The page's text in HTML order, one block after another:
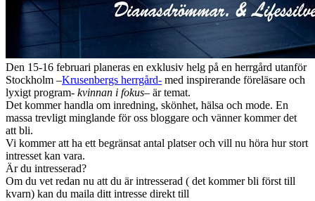
Den 15-16 februari planeras en exklusiv helg på en herrgård utanför
Stockholm –Krusenbergs herrgård- med inspirerande föreläsare och
lyxigt program- kvinnan i fokus– är temat.
Det kommer handla om inredning, skönhet, hälsa och mode. En
massa trevligt minglande för oss bloggare och vänner kommer det
att bli.
Vi kommer att ha ett begränsat antal platser och vill nu höra hur stort
intresset kan vara.
Är du intresserad?
Om du vet redan nu att du är intresserad ( det kommer bli först till
kvarn) kan du maila ditt intresse direkt till